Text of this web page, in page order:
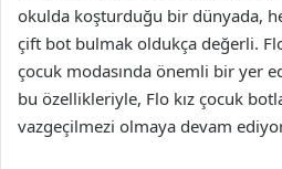
okulda koşturduğu bir dünyada,
çift bot bulmak oldukça değerli.
çocuk modasında önemli bir yer
bu özellikleriyle, Flo kız çocuk
vazgeçilmezi olmaya devam